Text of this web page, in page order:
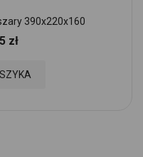
390x220x160
zł